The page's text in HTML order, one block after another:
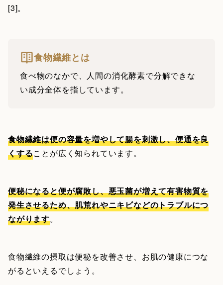
[3]。
食物繊維とは
食べ物のなかで、人間の消化酵素で分解できな
い成分全体を指しています。
食物繊維は便の容量を増やして腸を刺激し、便通を良
くすることが広く知られています。
便秘になると便が腐敗し、悪玉菌が増えて有害物質を
発生させるため、肌荒れやニキビなどのトラブルにつ
ながります。
食物繊維の摂取は便秘を改善させ、お肌の健康につな
がるといえるでしょう。